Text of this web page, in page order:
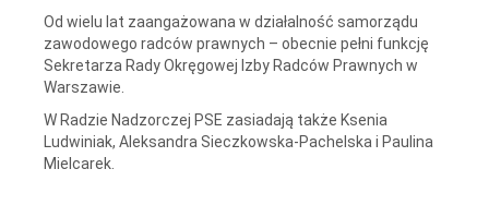
Od wielu lat zaangażowana w działalność samorządu
zawodowego radców prawnych – obecnie pełni funkcję
Sekretarza Rady Okręgowej Izby Radców Prawnych w
Warszawie.
W Radzie Nadzorczej PSE zasiadają także Ksenia
Ludwiniak, Aleksandra Sieczkowska-Pachelska i Paulina
Mielcarek.